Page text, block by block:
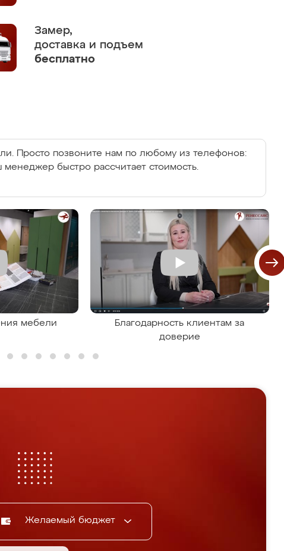
Замер,
доставка и подъем
бесплатно
Просто позвоните нам по любому из телефонов:
менеджер быстро рассчитает стоимость.
мебели
Благодарность клиентам за
доверие
Желаемый бюджет